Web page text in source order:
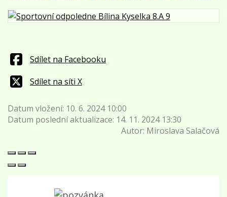
Sdílet na Facebooku
Sdílet na síti X
Datum vložení: 10. 6. 2024 10:00
Datum poslední aktualizace: 14. 11. 2024 13:30
Autor: Miroslava Salačová